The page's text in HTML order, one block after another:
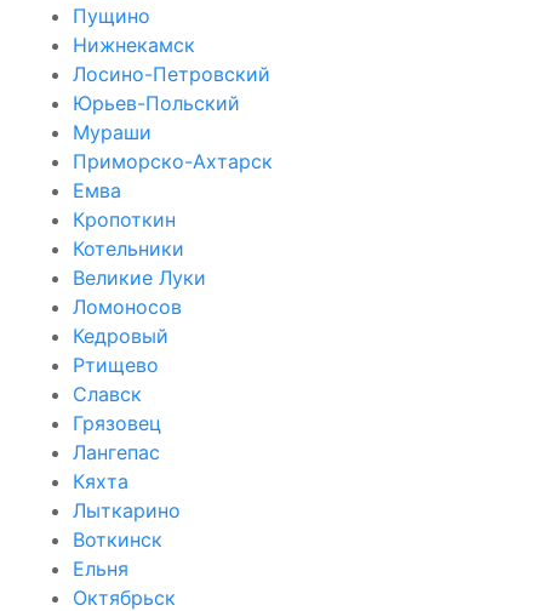
Пущино
Нижнекамск
Лосино-Петровский
Юрьев-Польский
Мураши
Приморско-Ахтарск
Емва
Кропоткин
Котельники
Великие Луки
Ломоносов
Кедровый
Ртищево
Славск
Грязовец
Лангепас
Кяхта
Лыткарино
Воткинск
Ельня
Октябрьск